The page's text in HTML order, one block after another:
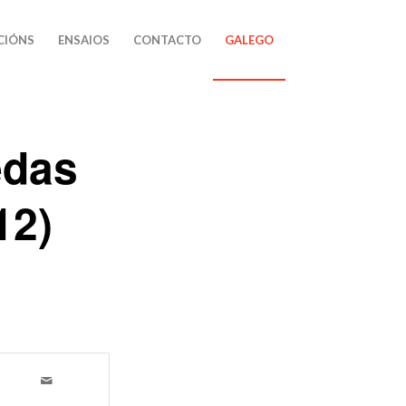
ENSAIOS CONTACTO GALEGO